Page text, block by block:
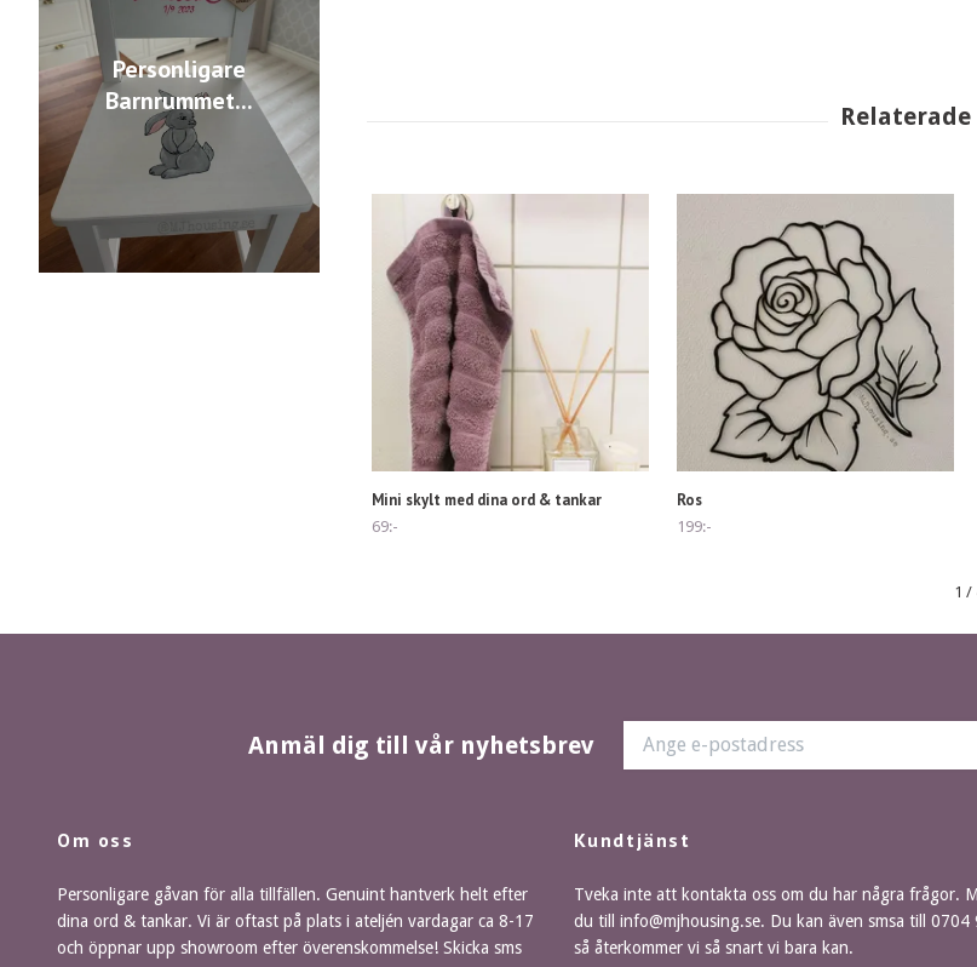
Personligare
Barnrummet...
Mini skylt med dina ord & tankar
69:-
Ros
199:-
1 /
Anmäl dig till vår nyhetsbrev
Om oss
Personligare gåvan för alla tillfällen. Genuint hantverk helt efter
dina ord & tankar. Vi är oftast på plats i ateljén vardagar ca 8-17
och öppnar upp showroom efter överenskommelse! Skicka sms
Kundtjänst
Tveka inte att kontakta oss om du har några frågor.
du till info@mjhousing.se. Du kan även smsa till 0704
så återkommer vi så snart vi bara kan.